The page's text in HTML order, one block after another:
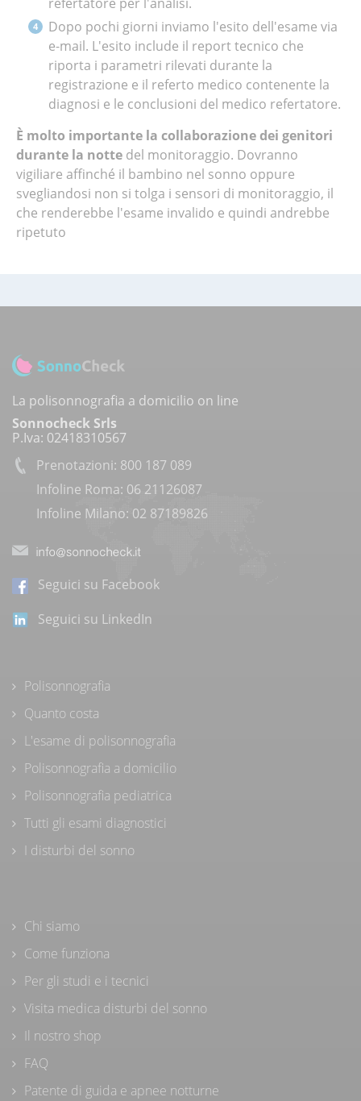
Dopo pochi giorni inviamo l'esito dell'esame via
e-mail. L'esito include il report tecnico che
riporta i parametri rilevati durante la
registrazione e il referto medico contenente la
diagnosi e le conclusioni del medico refertatore.
È molto importante la collaborazione dei genitori
durante la notte del monitoraggio. Dovranno
vigiliare affinché il bambino nel sonno oppure
svegliandosi non si tolga i sensori di monitoraggio, il
che renderebbe l'esame invalido e quindi andrebbe
ripetuto
La polisonnografia a domicilio on line
Sonnocheck Srls
P.Iva: 02418310567
Prenotazioni: 800 187 089
Infoline Roma: 06 21126087
Infoline Milano: 02 87189826
Seguici su Facebook
Seguici su LinkedIn
Polisonnografia
Quanto costa
L'esame di polisonnografia
Polisonnografia a domicilio
Polisonnografia pediatrica
Tutti gli esami diagnostici
I disturbi del sonno
Chi siamo
Come funziona
Per gli studi e i tecnici
Visita medica disturbi del sonno
Il nostro shop
FAQ
Patente di guida e apnee notturne